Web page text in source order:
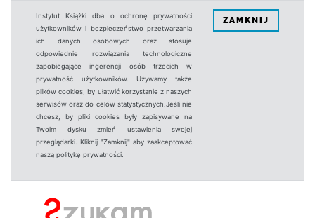
Instytut Książki dba o ochronę prywatności
użytkowników i bezpieczeństwo przetwarzania
ich danych osobowych oraz stosuje
odpowiednie rozwiązania technologiczne
zapobiegające ingerencji osób trzecich w
prywatność użytkowników. Używamy także
plików cookies, by ułatwić korzystanie z naszych
serwisów oraz do celów statystycznych.Jeśli nie
chcesz, by pliki cookies były zapisywane na
Twoim dysku zmień ustawienia swojej
przeglądarki. Kliknij "Zamknij" aby zaakceptować
naszą politykę prywatności.
ZAMKNIJ